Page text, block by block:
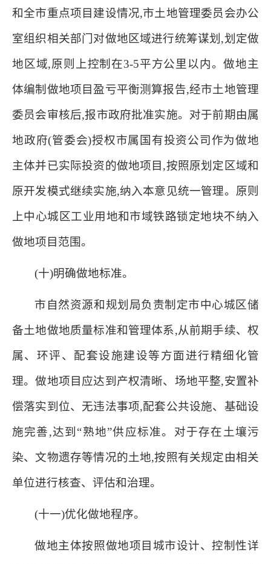
和全市重点项目建设情况,市土地管理委员会办公
室组织相关部门对做地区域进行统筹谋划,划定做
地区域,原则上控制在3-5平方公里以内。做地主
体编制做地项目盈亏平衡测算报告,经市土地管理
委员会审核后,报市政府批准实施。对于前期由属
地政府(管委会)授权市属国有投资公司作为做地
主体并已实际投资的做地项目,按照原划定区域和
原开发模式继续实施,纳入本意见统一管理。原则
上中心城区工业用地和市域铁路锁定地块不纳入
做地项目范围。
(十)明确做地标准。
市自然资源和规划局负责制定市中心城区储
备土地做地质量标准和管理体系,从前期手续、权
属、环评、配套设施建设等方面进行精细化管
理。做地项目应达到产权清晰、场地平整,安置补
偿落实到位、无违法事项,配套公共设施、基础设
施完善,达到“熟地”供应标准。对于存在土壤污
染、文物遗存等情况的土地,按照有关规定由相关
单位进行核查、评估和治理。
(十一)优化做地程序。
做地主体按照做地项目城市设计、控制性详